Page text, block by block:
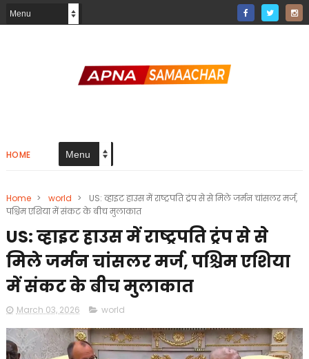
HOME
Home > world >
US: व्हाइट हाउस में राष्ट्रपति ट्रंप से से मिले जर्मन चांसलर मर्ज,
पश्चिम एशिया में संकट के बीच मुलाकात
US: व्हाइट हाउस में राष्ट्रपति ट्रंप से से
मिले जर्मन चांसलर मर्ज, पश्चिम एशिया
में संकट के बीच मुलाकात
March 03, 2026 world